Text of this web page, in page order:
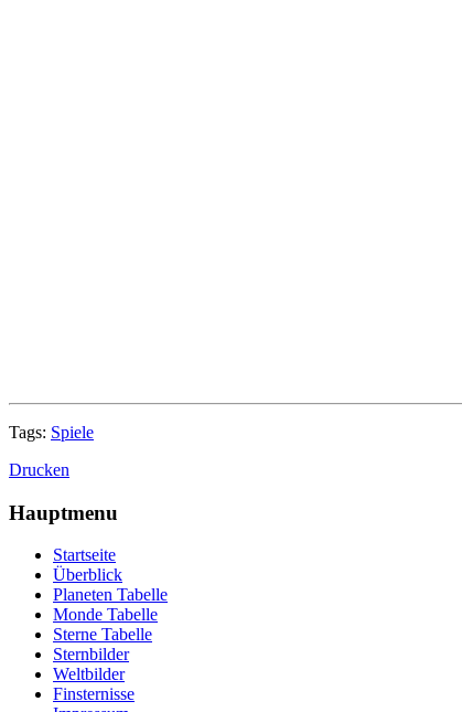
Tags: Spiele
Drucken
Hauptmenu
Startseite
Überblick
Planeten Tabelle
Monde Tabelle
Sterne Tabelle
Sternbilder
Weltbilder
Finsternisse